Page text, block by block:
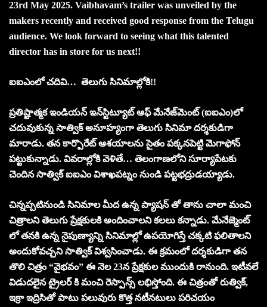
23rd May 2025. Vaibhavam’s trailer was unveiled by the
makers recently and received good response from the Telugu
audience. We look forward to seeing what this talented
director has in store for us next!!
ఐఐఎంలో చదివి… తెలుగు సినిమాల్లోకి!!
ప్రతిష్టాత్మక ఇండియన్ ఇన్‌స్టిట్యూట్ ఆఫ్ మేనేజ్‌మెంట్ (ఐఐఎం)లో
చదువుకున్న సాత్విక్ అనూహ్యంగా తెలుగు సినిమా దర్శకుడిగా
మారాడు. తన కార్పొరేట్ ఆశయాలను సైతం పక్కనపెట్టి మెగాఫోన్
పట్టుకున్నాడు. వివరాల్లోకి వెళితే… తెలంగాణలోని సూర్యాపేటకు
చెందిన సాత్విక్ ఐఐఎం విశాఖపట్నం నుండి పట్టభద్రుడయ్యాడు.
చిన్నప్పటినుండి సినిమాల మీద ఉన్న ప్యాషన్ తో తాను చాలా మంచి
చిత్రాలని తెలుగు ప్రేక్షకులకి అందించాలని కలలు కన్నాడు. మేనేజ్మెంట్
లో తనకి ఉన్న నైపుణ్యాన్ని సినిమాల్లో ఉపయోగిస్తే చక్కటి ఫలితాలని
అందుకోవచ్చని సాత్విక్ విశ్వసించాడు. ఈ క్రమంలో దర్శకుడిగా తన
తొలి చిత్రం “వైభవం” ఈ నెల 23న ప్రేక్షకుల ముందుకి రానుంది. ఇటీవలే
విడుదలైన ట్రైలర్ కి మంచి రెస్పాన్స్ లభిస్తోంది. ఈ చిత్రంతో రుత్విక్,
ఇక్రా ఇద్రిసితో పాటు పలువురు కొత్త నటీనటులు పరిచయం